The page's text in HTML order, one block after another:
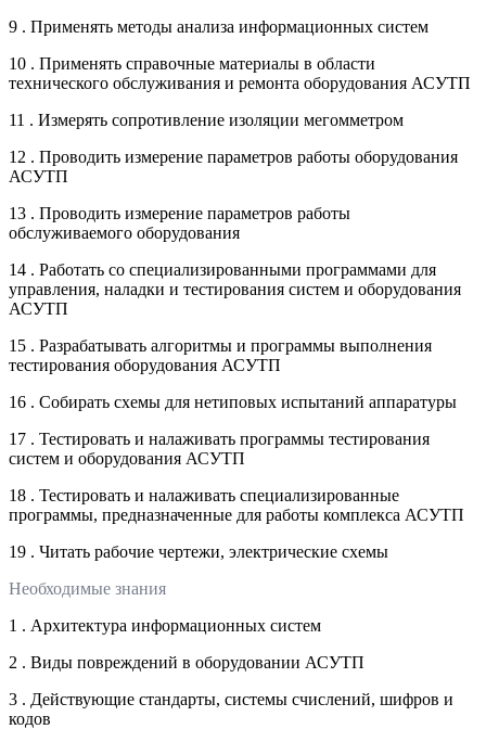
9 . Применять методы анализа информационных систем
10 . Применять справочные материалы в области
технического обслуживания и ремонта оборудования АСУТП
11 . Измерять сопротивление изоляции мегомметром
12 . Проводить измерение параметров работы оборудования
АСУТП
13 . Проводить измерение параметров работы
обслуживаемого оборудования
14 . Работать со специализированными программами для
управления, наладки и тестирования систем и оборудования
АСУТП
15 . Разрабатывать алгоритмы и программы выполнения
тестирования оборудования АСУТП
16 . Собирать схемы для нетиповых испытаний аппаратуры
17 . Тестировать и налаживать программы тестирования
систем и оборудования АСУТП
18 . Тестировать и налаживать специализированные
программы, предназначенные для работы комплекса АСУТП
19 . Читать рабочие чертежи, электрические схемы
Необходимые знания
1 . Архитектура информационных систем
2 . Виды повреждений в оборудовании АСУТП
3 . Действующие стандарты, системы счислений, шифров и
кодов